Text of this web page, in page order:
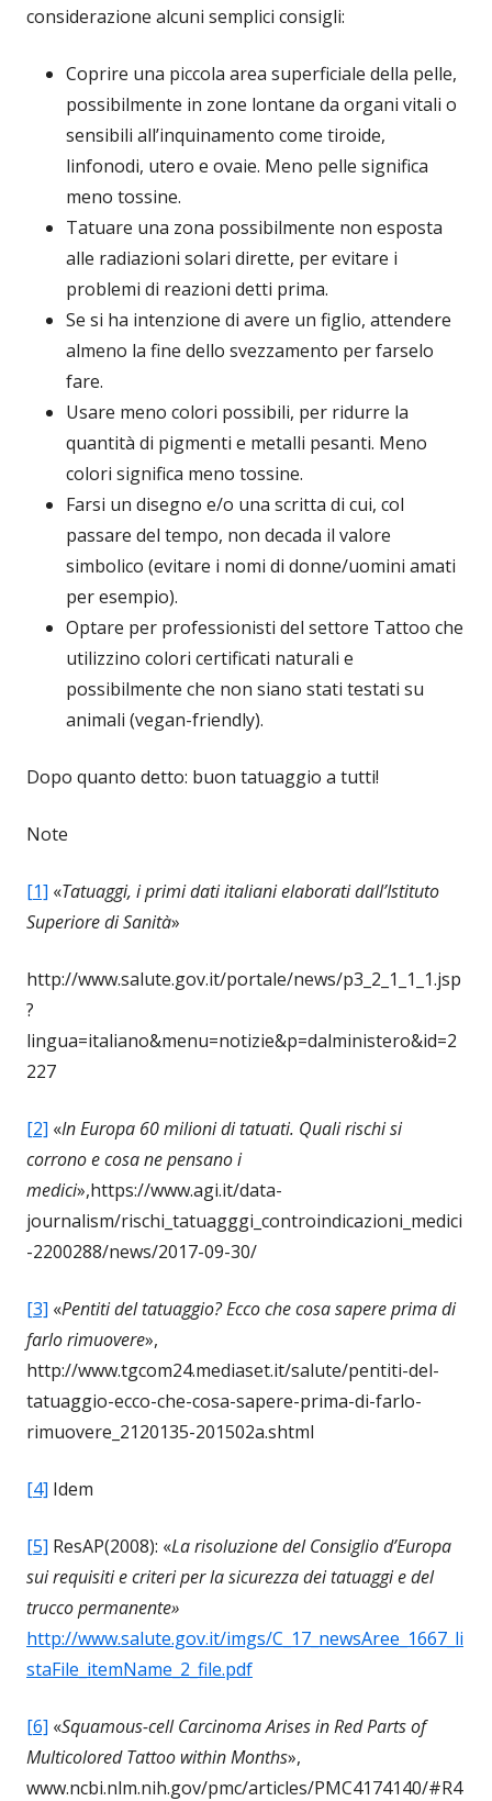
considerazione alcuni semplici consigli:
Coprire una piccola area superficiale della pelle,
possibilmente in zone lontane da organi vitali o
sensibili all’inquinamento come tiroide,
linfonodi, utero e ovaie. Meno pelle significa
meno tossine.
Tatuare una zona possibilmente non esposta
alle radiazioni solari dirette, per evitare i
problemi di reazioni detti prima.
Se si ha intenzione di avere un figlio, attendere
almeno la fine dello svezzamento per farselo
fare.
Usare meno colori possibili, per ridurre la
quantità di pigmenti e metalli pesanti. Meno
colori significa meno tossine.
Farsi un disegno e/o una scritta di cui, col
passare del tempo, non decada il valore
simbolico (evitare i nomi di donne/uomini amati
per esempio).
Optare per professionisti del settore Tattoo che
utilizzino colori certificati naturali e
possibilmente che non siano stati testati su
animali (vegan-friendly).
Dopo quanto detto: buon tatuaggio a tutti!
Note
[1] «Tatuaggi, i primi dati italiani elaborati dall’Istituto
Superiore di Sanità»
http://www.salute.gov.it/portale/news/p3_2_1_1_1.jsp
?
lingua=italiano&menu=notizie&p=dalministero&id=2
227
[2] «In Europa 60 milioni di tatuati. Quali rischi si
corrono e cosa ne pensano i
medici»,https://www.agi.it/data-
journalism/rischi_tatuagggi_controindicazioni_medici
-2200288/news/2017-09-30/
[3] «Pentiti del tatuaggio? Ecco che cosa sapere prima di
farlo rimuovere»,
http://www.tgcom24.mediaset.it/salute/pentiti-del-
tatuaggio-ecco-che-cosa-sapere-prima-di-farlo-
rimuovere_2120135-201502a.shtml
[4] Idem
[5] ResAP(2008): «La risoluzione del Consiglio d’Europa
sui requisiti e criteri per la sicurezza dei tatuaggi e del
trucco permanente»
http://www.salute.gov.it/imgs/C_17_newsAree_1667_li
staFile_itemName_2_file.pdf
[6] «Squamous-cell Carcinoma Arises in Red Parts of
Multicolored Tattoo within Months»,
www.ncbi.nlm.nih.gov/pmc/articles/PMC4174140/#R4